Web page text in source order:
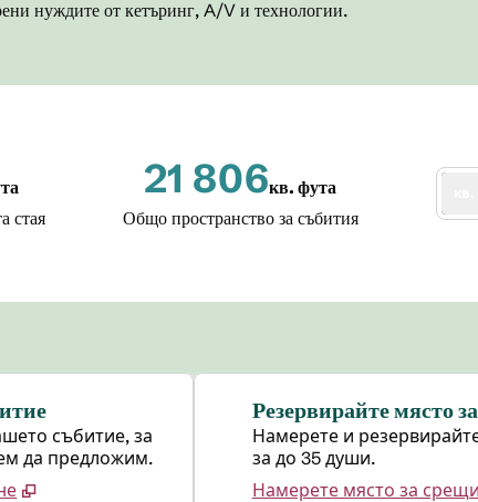
нуждите от кетъринг, A/V и технологии.
стая
21 806кв. фута
Квадратни фута
Общо пространство за събития
събитие, за
да предложим.
Резервирайте място
Намерете и
за до 35 души.
Намерете място за срещи